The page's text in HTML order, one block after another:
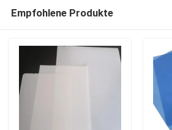
Empfohlene Produkte